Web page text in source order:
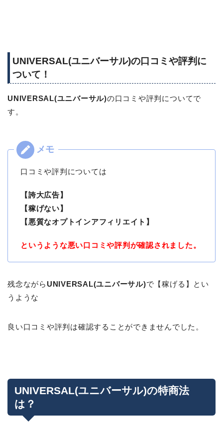
UNIVERSAL(ユニバーサル)の口コミや評判に
ついて！
UNIVERSAL(ユニバーサル)の口コミや評判についてで
す。
口コミや評判については
【誇大広告】
【稼げない】
【悪質なオプトインアフィリエイト】
というような悪い口コミや評判が確認されました。
残念ながら UNIVERSAL(ユニバーサル)で【稼げる】とい
うような
良い口コミや評判は確認することができませんでした。
UNIVERSAL(ユニバーサル)の特商法
は？